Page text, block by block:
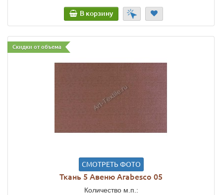
В корзину
Скидки от объема
СМОТРЕТЬ ФОТО
Ткань 5 Авеню Arabesco 05
Количество м.п.: